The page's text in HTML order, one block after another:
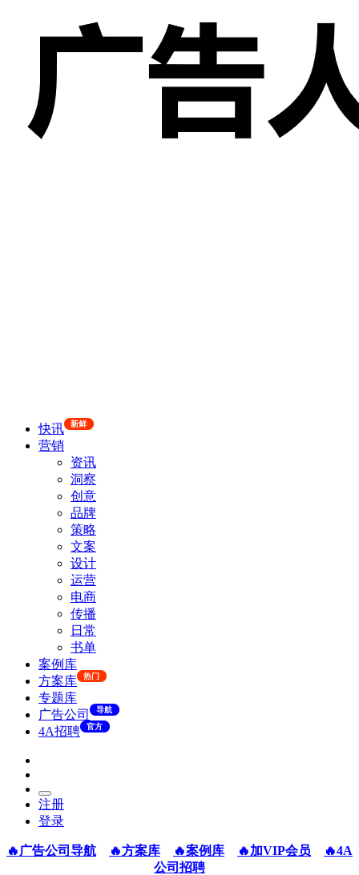
快讯 新鲜
营销
资讯
洞察
创意
品牌
策略
文案
设计
运营
电商
传播
日常
书单
案例库
方案库
热门
专题库
广告公司
导航
4A招聘 官方
注册
登录
🔥广告公司导航 🔥方案库 🔥案例库 🔥加VIP会员
🔥4A
公司招聘